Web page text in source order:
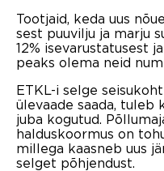
Tootjaid, keda uus
sest puuvilju ja marju
12% isevarustatusest
peaks olema neid
ETKL-i selge
ülevaade saada, tuleb
juba kogutud.
halduskoormus on
millega kaasneb uus
selget põhjendust.